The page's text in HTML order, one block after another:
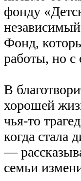
фонду
Фонд,
работы, но с
В
хорошей
чья-то
когда стала
—
семьи